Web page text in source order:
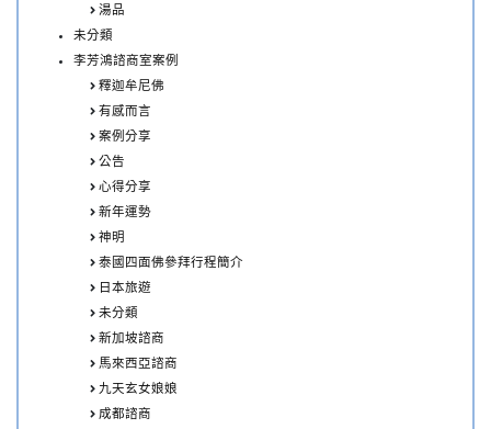
湯品
未分類
李芳鴻諮商室案例
釋迦牟尼佛
有感而言
案例分享
公告
心得分享
新年運勢
神明
泰國四面佛參拜行程簡介
日本旅遊
未分類
新加坡諮商
馬來西亞諮商
九天玄女娘娘
成都諮商